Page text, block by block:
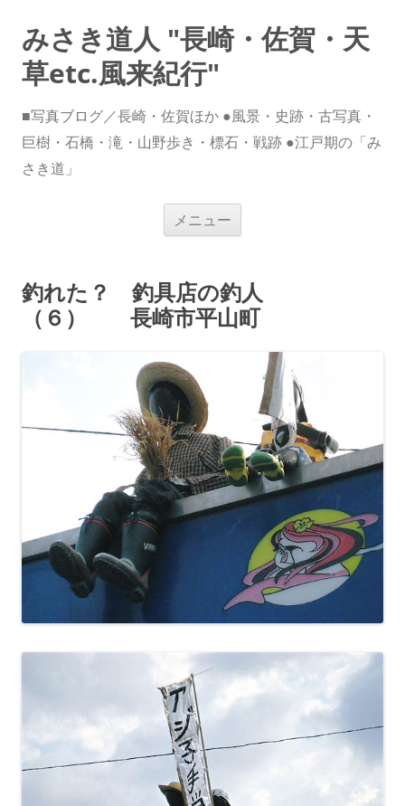
みさき道人 "長崎・佐賀・天
草etc.風来紀行"
■写真ブログ／長崎・佐賀ほか ●風景・史跡・古写真・
巨樹・石橋・滝・山野歩き・標石・戦跡 ●江戸期の「み
さき道」
メニュー
ス
キ
ッ
プ
釣れた？ 釣具店の釣人
（６） 長崎市平山町